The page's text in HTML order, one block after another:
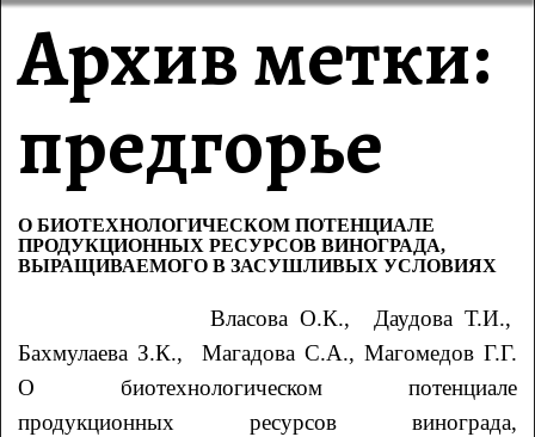
Архив метки:
предгорье
О БИОТЕХНОЛОГИЧЕСКОМ ПОТЕНЦИАЛЕ
ПРОДУКЦИОННЫХ РЕСУРСОВ ВИНОГРАДА,
ВЫРАЩИВАЕМОГО В ЗАСУШЛИВЫХ УСЛОВИЯХ
Власова О.К., Даудова Т.И.,
Бахмулаева З.К., Магадова С.А., Магомедов Г.Г.
О биотехнологическом потенциале
продукционных ресурсов винограда,